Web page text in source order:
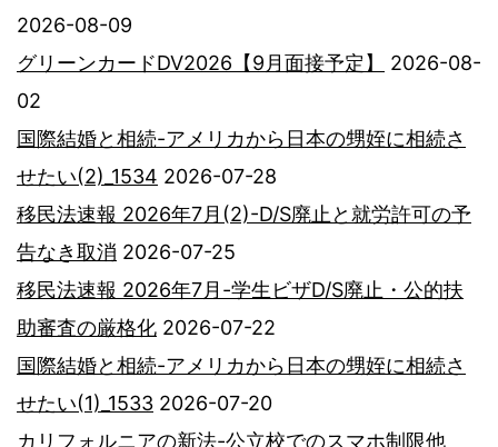
2026-08-09
グリーンカードDV2026【9月面接予定】
2026-08-
02
国際結婚と相続-アメリカから日本の甥姪に相続さ
せたい(2)_1534 2026-07-28
移民法速報 2026年7月(2)-D/S廃止と就労許可の予
告なき取消 2026-07-25
移民法速報 2026年7月-学生ビザD/S廃止・公的扶
助審査の厳格化 2026-07-22
国際結婚と相続-アメリカから日本の甥姪に相続さ
せたい(1)_1533 2026-07-20
カリフォルニアの新法-公立校でのスマホ制限他